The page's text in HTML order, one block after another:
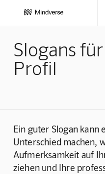
Slogans
Profil
Ein guter Slogan kann
Unterschied machen,
Aufmerksamkeit auf
ziehen und Ihre